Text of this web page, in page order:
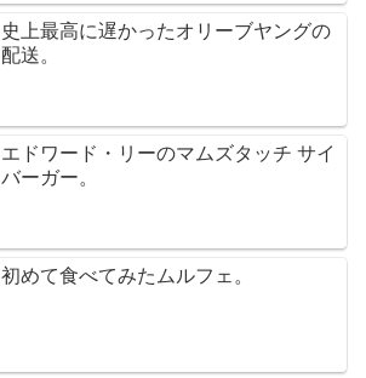
史上最高に遅かったオリーブヤングの
配送。
エドワード・リーのマムズタッチ サイ
バーガー。
初めて食べてみたムルフェ。